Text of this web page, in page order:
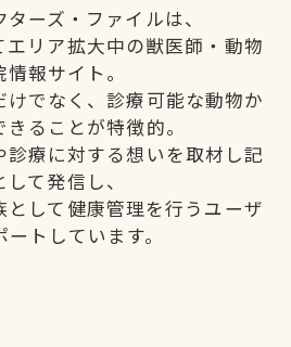
ーズ・ファイルは、
リア拡大中の獣医師・動物
情報サイト。
でなく、診療可能な動物か
ることが特徴的。
診療に対する想いを取材し記
して発信し、
して健康管理を行うユーザ
トしています。